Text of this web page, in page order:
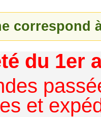
correspond
du 1er
et